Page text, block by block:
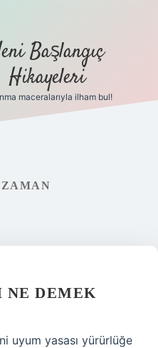
Başlangıç
Hikayeleri
maceralarıyla ilham bul!
DEMEK
uyum yasası yürürlüğe